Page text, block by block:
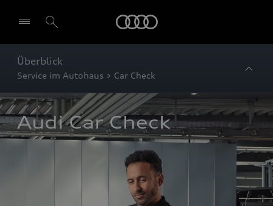
Überblick
Service im Autohaus > Car Check
Audi Car Check